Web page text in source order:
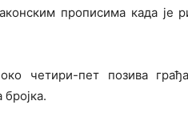
прописима када је
четири-пет позива